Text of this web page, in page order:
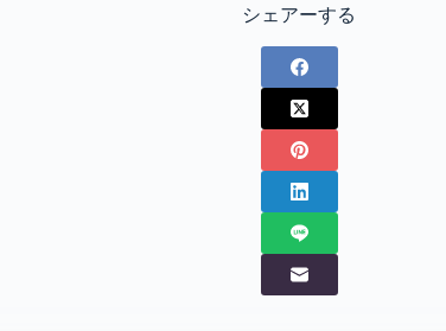
シェアーする